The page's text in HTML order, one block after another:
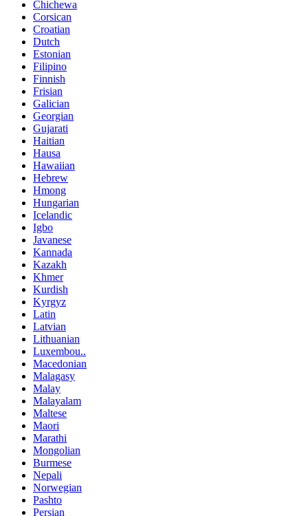
Chichewa
Corsican
Croatian
Dutch
Estonian
Filipino
Finnish
Frisian
Galician
Georgian
Gujarati
Haitian
Hausa
Hawaiian
Hebrew
Hmong
Hungarian
Icelandic
Igbo
Javanese
Kannada
Kazakh
Khmer
Kurdish
Kyrgyz
Latin
Latvian
Lithuanian
Luxembou..
Macedonian
Malagasy
Malay
Malayalam
Maltese
Maori
Marathi
Mongolian
Burmese
Nepali
Norwegian
Pashto
Persian